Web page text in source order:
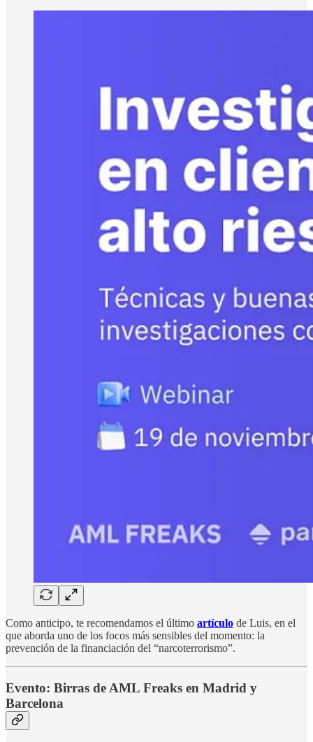
Como anticipo, te recomendamos el último artículo de Luis, en el
que aborda uno de los focos más sensibles del momento: la
prevención de la financiación del “narcoterrorismo”.
Evento: Birras de AML Freaks en Madrid y
Barcelona